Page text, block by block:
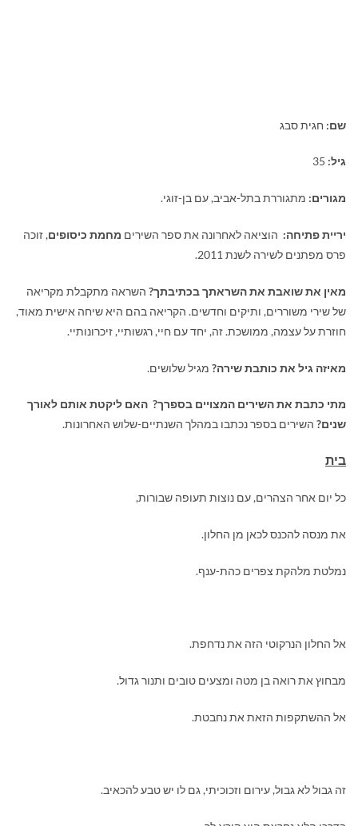
שם: חגית סבג
גיל:
מגורים: מתגוררת בתל-אביב, עם בן-זוגי.
יריית פתיחה: הוציאה לאחרונה את ספר השירים מחמת כיסופים, זוכה
פרס מפתנים לשירה לשנת 2011.
מאין את שואבת את השראתך בכתיבתך? השראה מתקבלת מקריאה
של שירי משוררים, ותיקים וחדשים. הקריאה בהם היא שיחה אישית מאוד,
חוזרת על עצמה, ממושכת. זה, יחד עם חיי, רגשותיי, זיכרונותיי.
מאיזה גיל את כותבת שירה? מגיל שלושים.
מתי כתבת את השירים המצויים בספרך? האם ליקטת אותם לאורך
שנים? השירים בספר נכתבו במהלך השנתיים-שלוש האחרונות.
בית
כל יום אחר הצהרים, עם נוצות תעופה שבורות,
את מנסה להכנס לכאן מן החלון.
נמלטת מלהקת צפרים כהת-ענף.
אל החלון הנרקוטי הזה את נדחפת.
מבחוץ את רואה בן מטה ומצעים טובים ותנור גדול.
אל ההשתקפות הזאת את נחבטת.
זה גבול לא גבול, עירום וזכוכיתי, גם לו יש טבע להכאיב.